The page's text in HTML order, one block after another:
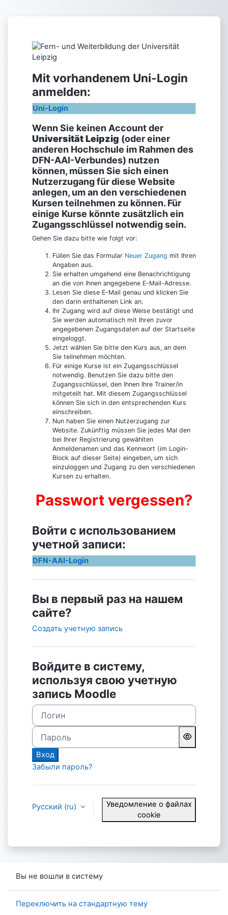
Зайти на
Mit vorhandenem Uni-Login
anmelden:
Uni-Login
Wenn Sie keinen Account der
Universität Leipzig (oder einer
anderen Hochschule im Rahmen des
DFN-AAI-Verbundes) nutzen
können, müssen Sie sich einen
Nutzerzugang für diese Website
anlegen, um an den verschiedenen
Kursen teilnehmen zu können. Für
einige Kurse könnte zusätzlich ein
Zugangsschlüssel notwendig sein.
Gehen Sie dazu bitte wie folgt vor:
Füllen Sie das Formular Neuer Zugang mit Ihren
Angaben aus.
Sie erhalten umgehend eine Benachrichtigung
an die von Ihnen angegebene E-Mail-Adresse.
Lesen Sie diese E-Mail genau und klicken Sie
den darin enthaltenen Link an.
Ihr Zugang wird auf diese Weise bestätigt und
Sie werden automatisch mit Ihren zuvor
angegebenen Zugangsdaten auf der Startseite
eingeloggt.
Jetzt wählen Sie bitte den Kurs aus, an dem
Sie teilnehmen möchten.
Für einige Kurse ist ein Zugangsschlüssel
notwendig. Benutzen Sie dazu bitte den
Zugangsschlüssel, den Ihnen Ihre Trainer/in
mitgeteilt hat. Mit diesem Zugangsschlüssel
können Sie sich in den entsprechenden Kurs
einschreiben.
Nun haben Sie einen Nutzerzugang zur
Website. Zukünftig müssen Sie jedes Mal den
bei Ihrer Registrierung gewählten
Anmeldenamen und das Kennwort (im Login-
Block auf dieser Seite) eingeben, um sich
einzuloggen und Zugang zu den verschiedenen
Kursen zu erhalten.
Passwort vergessen?
Войти с использованием
учетной записи:
DFN-AAI-Login
Вы в первый раз на нашем
сайте?
Создать учетную запись
Войдите в систему,
используя свою учетную
запись Moodle
Логин
Пароль
Вход
Забыли пароль?
Русский ‎(ru)‎
Уведомление о файлах
cookie
Вы не вошли в систему
Переключить на стандартную тему